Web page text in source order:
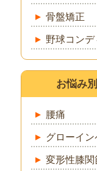
骨盤矯正
野球コン
お悩み
腰痛
グローイ
変形性膝関